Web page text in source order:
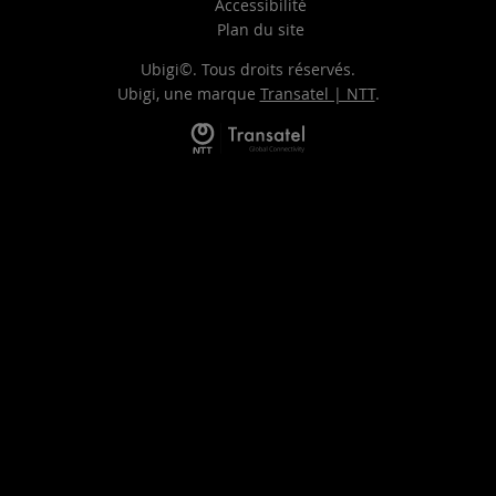
Accessibilité
Plan du site
Ubigi©. Tous droits réservés.
Ubigi, une marque Transatel | NTT.